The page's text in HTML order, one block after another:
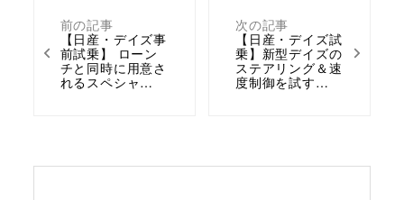
前の記事
【日産・デイズ事
前試乗】 ローン
チと同時に用意さ
れるスペシャ…
次の記事
【日産・デイズ試
乗】新型デイズの
ステアリング＆速
度制御を試す…